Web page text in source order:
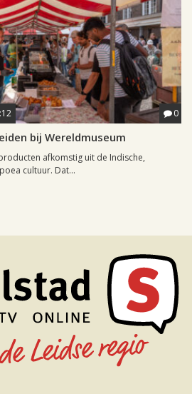
0
bij Wereldmuseum
afkomstig uit de Indische,
cultuur. Dat...